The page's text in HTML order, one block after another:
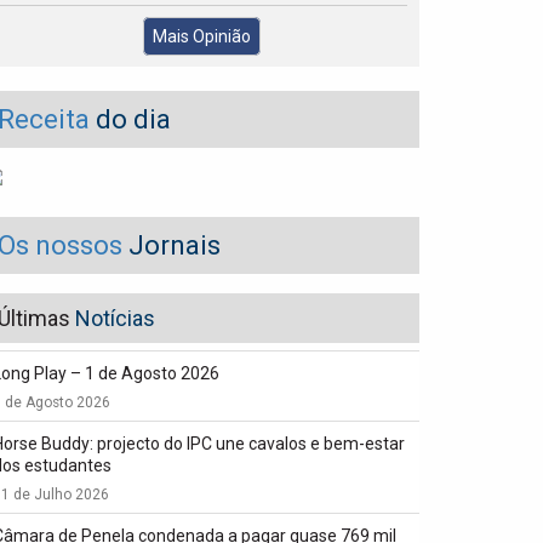
Mais Opinião
do dia
nossos Jornais
Notícias
Play – 1 de Agosto 2026
de Agosto 2026
Buddy: projecto do IPC une cavalos e bem-estar
estudantes
de Julho 2026
de Penela condenada a pagar quase 769 mil